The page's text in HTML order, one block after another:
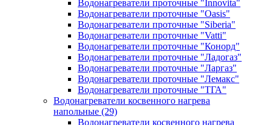
Водонагреватели проточные "Innovita"
Водонагреватели проточные "Oasis"
Водонагреватели проточные "Siberia"
Водонагреватели проточные "Vatti"
Водонагреватели проточные "Конорд"
Водонагреватели проточные "Ладогаз"
Водонагреватели проточные "Ларгаз"
Водонагреватели проточные "Лемакс"
Водонагреватели проточные "ТГА"
Водонагреватели косвенного нагрева
напольные (29)
Водонагреватели косвенного нагрева